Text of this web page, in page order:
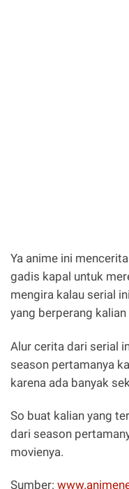
Ya anime ini
gadis kapal untuk
mengira kalau serial
yang berperang kalian
Alur cerita dari serial
season pertamanya
karena ada banyak
So buat kalian yang
dari season
movienya.
Sumber: